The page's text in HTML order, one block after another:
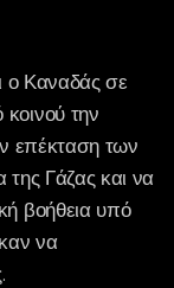
ο Καναδάς σε
την
επέκταση των
της Γάζας και να
βοήθεια υπό
να